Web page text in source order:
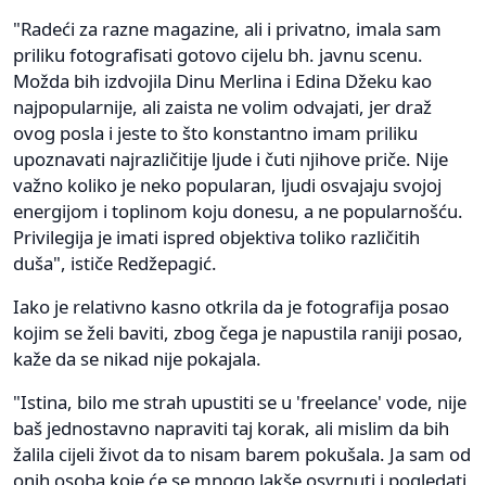
"Radeći za razne magazine, ali i privatno, imala sam
priliku fotografisati gotovo cijelu bh. javnu scenu.
Možda bih izdvojila Dinu Merlina i Edina Džeku kao
najpopularnije, ali zaista ne volim odvajati, jer draž
ovog posla i jeste to što konstantno imam priliku
upoznavati najrazličitije ljude i čuti njihove priče. Nije
važno koliko je neko popularan, ljudi osvajaju svojoj
energijom i toplinom koju donesu, a ne popularnošću.
Privilegija je imati ispred objektiva toliko različitih
duša", ističe Redžepagić.
Iako je relativno kasno otkrila da je fotografija posao
kojim se želi baviti, zbog čega je napustila raniji posao,
kaže da se nikad nije pokajala.
"Istina, bilo me strah upustiti se u 'freelance' vode, nije
baš jednostavno napraviti taj korak, ali mislim da bih
žalila cijeli život da to nisam barem pokušala. Ja sam od